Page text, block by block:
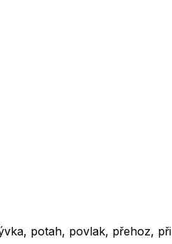
potah, povlak, přehoz,